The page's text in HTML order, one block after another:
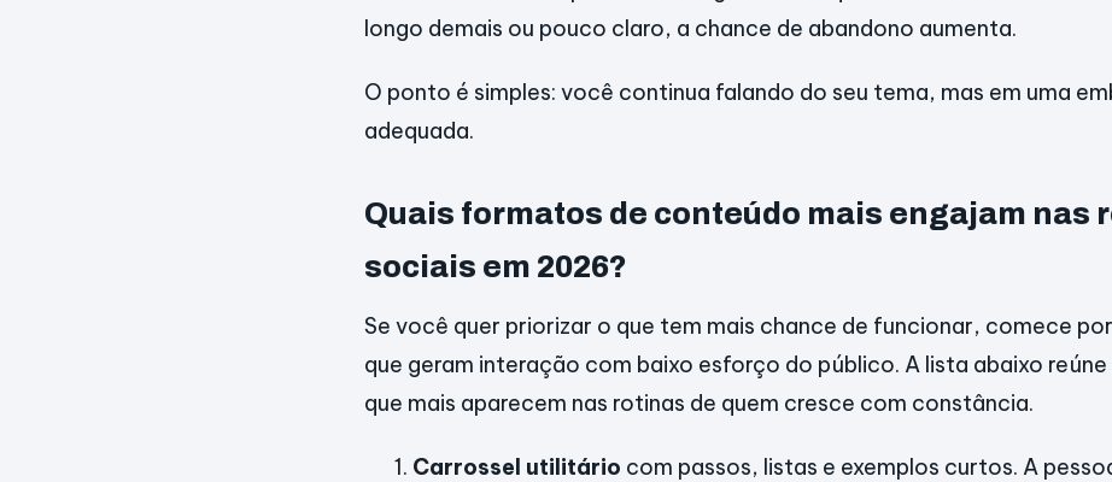
longo demais ou pouco claro, a chance de abandono aumenta.
O ponto é simples: você continua falando do seu tema, mas em uma
adequada.
Quais formatos de conteúdo mais engajam nas
sociais em 2026?
Se você quer priorizar o que tem mais chance de funcionar, comece
que geram interação com baixo esforço do público. A lista abaixo reúne
que mais aparecem nas rotinas de quem cresce com constância.
Carrossel utilitário com passos, listas e exemplos curtos. A